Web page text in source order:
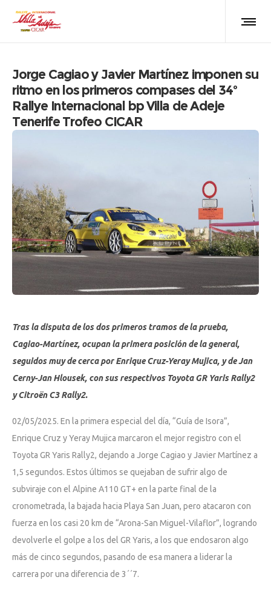
Jorge Cagiao y Javier Martínez imponen su
ritmo en los primeros compases del 34º
Rallye Internacional bp Villa de Adeje
Tenerife Trofeo CICAR
Tras la disputa de los dos primeros tramos de la prueba,
Cagiao-Martínez, ocupan la primera posición de la general,
seguidos muy de cerca por Enrique Cruz-Yeray Mujica, y de Jan
Cerny-Jan Hlousek, con sus respectivos Toyota GR Yaris Rally2
y Citroën C3 Rally2.
02/05/2025. En la primera especial del día, “Guía de Isora”,
Enrique Cruz y Yeray Mujica marcaron el mejor registro con el
Toyota GR Yaris Rally2, dejando a Jorge Cagiao y Javier Martínez a
1,5 segundos. Estos últimos se quejaban de sufrir algo de
subviraje con el Alpine A110 GT+ en la parte final de la
cronometrada, la bajada hacia Playa San Juan, pero atacaron con
fuerza en los casi 20 km de “Arona-San Miguel-Vilaflor”, logrando
devolverle el golpe a los del GR Yaris, a los que endosaron algo
más de cinco segundos, pasando de esa manera a liderar la
carrera por una diferencia de 3´´7.